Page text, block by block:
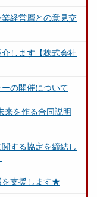
業経営層との意見交
します【株式会社
ーの開催について
来を作る合同説明
する協定を締結し
を支援します★